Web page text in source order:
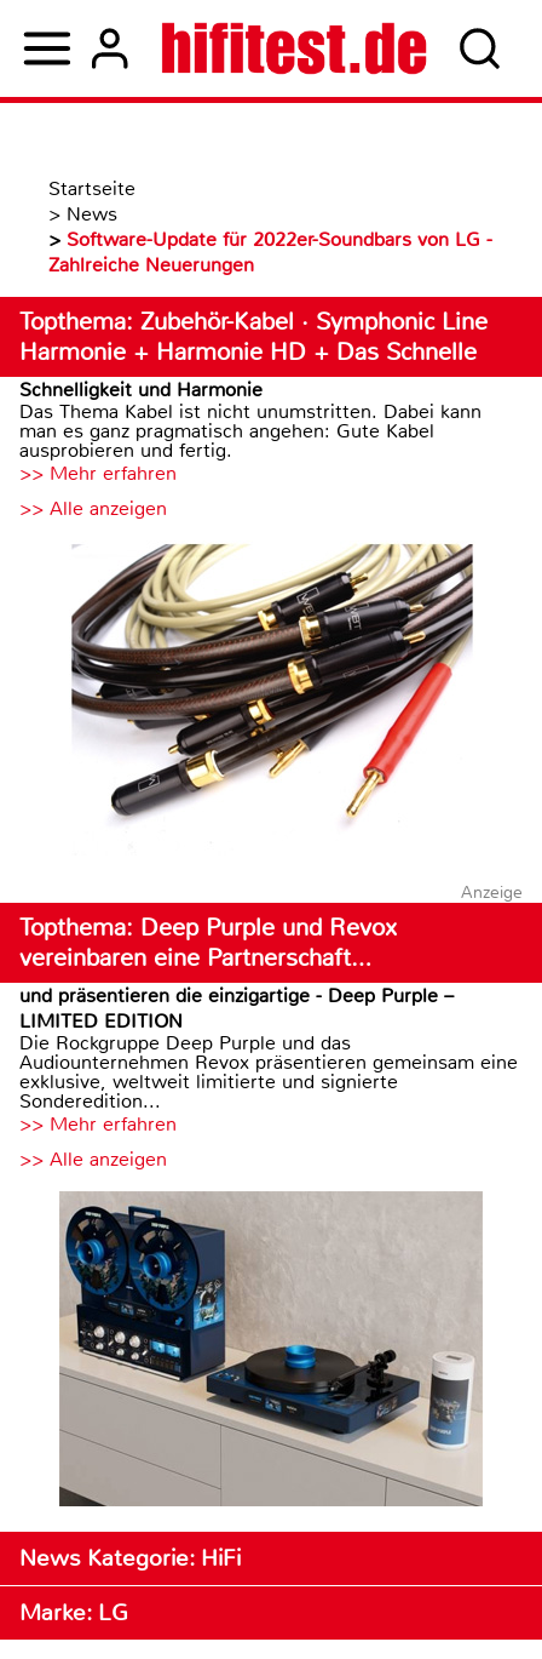
Startseite
> News
> Software-Update für 2022er-Soundbars von LG -
Zahlreiche Neuerungen
Topthema: Zubehör-Kabel · Symphonic Line
Harmonie + Harmonie HD + Das Schnelle
Schnelligkeit und Harmonie
Das Thema Kabel ist nicht unumstritten. Dabei kann
man es ganz pragmatisch angehen: Gute Kabel
ausprobieren und fertig.
>> Mehr erfahren
>> Alle anzeigen
Anzeige
Topthema: Deep Purple und Revox
vereinbaren eine Partnerschaft…
und präsentieren die einzigartige - Deep Purple –
LIMITED EDITION
Die Rockgruppe Deep Purple und das
Audiounternehmen Revox präsentieren gemeinsam eine
exklusive, weltweit limitierte und signierte
Sonderedition...
>> Mehr erfahren
>> Alle anzeigen
News Kategorie: HiFi
Marke: LG